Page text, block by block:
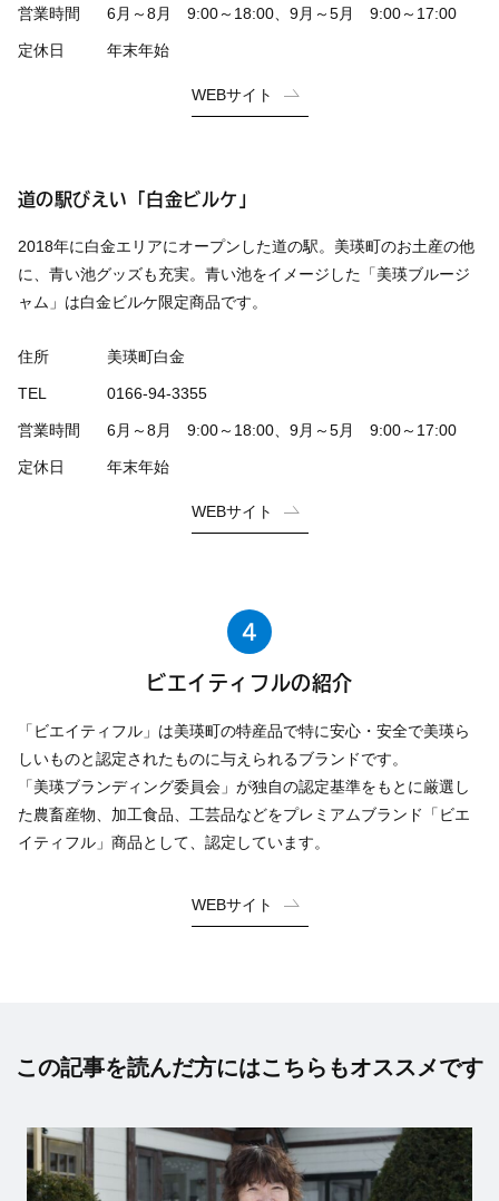
営業時間 6月～8月 9:00～18:00、9月～5月 9:00～17:00
定休日 年末年始
WEBサイト
道の駅びえい「白金ビルケ」
2018年に白金エリアにオープンした道の駅。美瑛町のお土産の他
に、青い池グッズも充実。青い池をイメージした「美瑛ブルージ
ャム」は白金ビルケ限定商品です。
住所 美瑛町白金
TEL 0166-94-3355
営業時間 6月～8月 9:00～18:00、9月～5月 9:00～17:00
定休日 年末年始
WEBサイト
4
ビエイティフルの紹介
「ビエイティフル」は美瑛町の特産品で特に安心・安全で美瑛ら
しいものと認定されたものに与えられるブランドです。
「美瑛ブランディング委員会」が独自の認定基準をもとに厳選し
た農畜産物、加工食品、工芸品などをプレミアムブランド「ビエ
イティフル」商品として、認定しています。
WEBサイト
この記事を読んだ方にはこちらもオススメです